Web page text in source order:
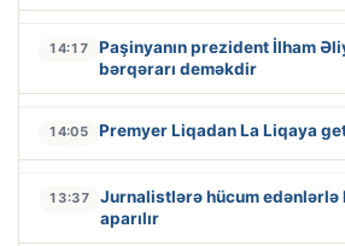
14:17
Paşinyanın prezident İlham
bərqərarı deməkdir
14:05 Premyer Liqadan La Liqaya
13:37
Jurnalistlərə hücum edənlərlə
aparılır